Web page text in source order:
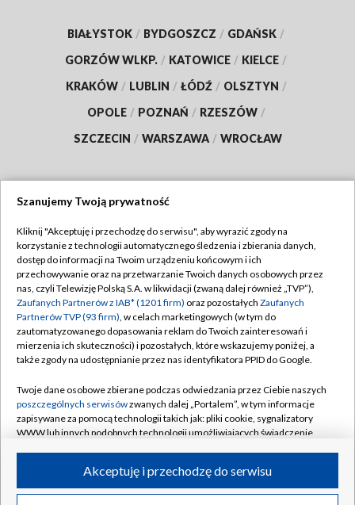
BIAŁYSTOK / BYDGOSZCZ / GDAŃSK /
GORZÓW WLKP. / KATOWICE / KIELCE /
KRAKÓW / LUBLIN / ŁÓDŹ / OLSZTYN /
OPOLE / POZNAŃ / RZESZÓW /
SZCZECIN / WARSZAWA / WROCŁAW
TVP
Abonament TVP
Emisja w TVP
Centrum informacji TVP
Naziemna Telewizja Cyfrowa
Rada Programowa
System NOS
Informacje o nadawcy
Program dla prasy
Regulamin TVP
Polityka prywatności
Moje zgody
Pomoc
Kontakt
Kanały
©2026 Telewizja Polska S.A. w likwidacji
Szanujemy Twoją prywatność
Kliknij "Akceptuję i przechodzę do serwisu", aby wyrazić zgody na
korzystanie z technologii automatycznego śledzenia i zbierania danych,
dostęp do informacji na Twoim urządzeniu końcowym i ich
przechowywanie oraz na przetwarzanie Twoich danych osobowych przez
nas, czyli Telewizję Polską S.A. w likwidacji (zwaną dalej również „TVP”),
Zaufanych Partnerów z IAB* (1201 firm) oraz pozostałych Zaufanych
Partnerów TVP (93 firm), w celach marketingowych (w tym do
zautomatyzowanego dopasowania reklam do Twoich zainteresowań i
mierzenia ich skuteczności) i pozostałych, które wskazujemy poniżej, a
także zgody na udostępnianie przez nas identyfikatora PPID do Google.
Twoje dane osobowe zbierane podczas odwiedzania przez Ciebie naszych
poszczególnych serwisówzwanych dalej „Portalem”, w tym informacje
zapisywane za pomocą technologii takich jak: pliki cookie, sygnalizatory
WWW lub innych podobnych technologii umożliwiających świadczenie
ruchu w Internecie.Akceptuję i przechodzę do serwisu